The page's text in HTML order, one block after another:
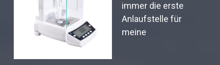
immer die erste
Anlaufstelle für
meine